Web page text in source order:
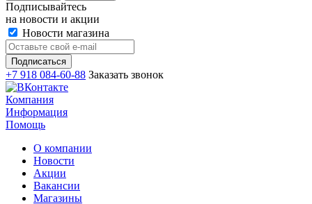
Подписывайтесь
на новости и акции
Новости магазина
+7 918 084-60-88 Заказать звонок
Компания
Информация
Помощь
О компании
Новости
Акции
Вакансии
Магазины